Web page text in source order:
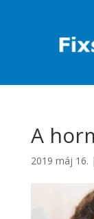
A
2019 máj 16. |